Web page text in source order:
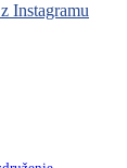
Instagramu